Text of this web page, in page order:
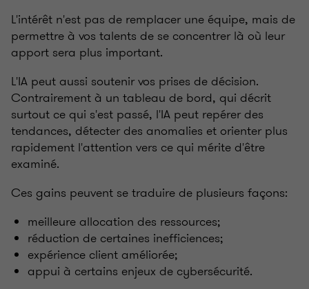
L'intérêt n'est pas de remplacer une équipe, mais de
permettre à vos talents de se concentrer là où leur
apport sera plus important.
L'IA peut aussi soutenir vos prises de décision.
Contrairement à un tableau de bord, qui décrit
surtout ce qui s'est passé, l'IA peut repérer des
tendances, détecter des anomalies et orienter plus
rapidement l'attention vers ce qui mérite d'être
examiné.
Ces gains peuvent se traduire de plusieurs façons:
meilleure allocation des ressources;
réduction de certaines inefficiences;
expérience client améliorée;
appui à certains enjeux de cybersécurité.